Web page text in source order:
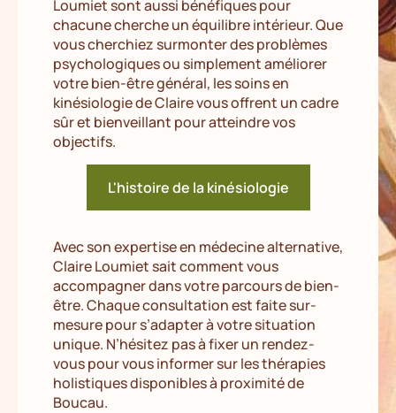
Loumiet sont aussi bénéfiques pour
chacune cherche un équilibre intérieur. Que
vous cherchiez surmonter des problèmes
psychologiques ou simplement améliorer
votre bien-être général, les soins en
kinésiologie de Claire vous offrent un cadre
sûr et bienveillant pour atteindre vos
objectifs.
L'histoire de la kinésiologie
Avec son expertise en médecine alternative,
Claire Loumiet sait comment vous
accompagner dans votre parcours de bien-
être. Chaque consultation est faite sur-
mesure pour s’adapter à votre situation
unique. N’hésitez pas à fixer un rendez-
vous pour vous informer sur les thérapies
holistiques disponibles à proximité de
Boucau.